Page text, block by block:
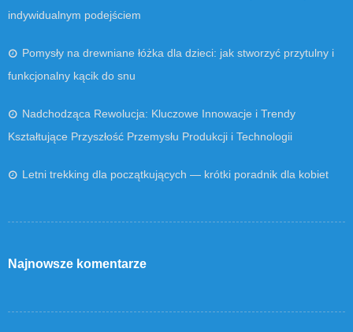
indywidualnym podejściem
Pomysły na drewniane łóżka dla dzieci: jak stworzyć przytulny i
funkcjonalny kącik do snu
Nadchodząca Rewolucja: Kluczowe Innowacje i Trendy
Kształtujące Przyszłość Przemysłu Produkcji i Technologii
Letni trekking dla początkujących — krótki poradnik dla kobiet
Najnowsze komentarze